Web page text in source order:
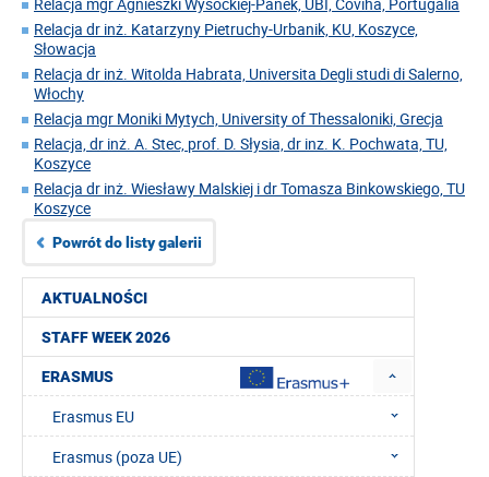
AKTUALNOŚCI
STAFF WEEK 2026
ERASMUS
Erasmus EU
Erasmus (poza UE)
Relacja mgr Agnieszki Wysockiej-Panek, UBI, Coviha, Portugalia
Relacja dr inż. Katarzyny Pietruchy-Urbanik, KU, Koszyce,
Słowacja
Relacja dr inż. Witolda Habrata, Universita Degli studi di Salerno,
Włochy
Relacja mgr Moniki Mytych, University of Thessaloniki, Grecja
Relacja, dr inż. A. Stec, prof. D. Słysia, dr inz. K. Pochwata, TU,
Koszyce
Relacja dr inż. Wiesławy Malskiej i dr Tomasza Binkowskiego, TU
Koszyce
Powrót do listy galerii